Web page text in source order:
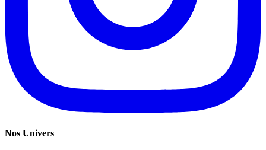
Nos Univers